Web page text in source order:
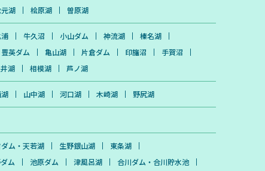
湖 桧原湖 曽原湖
牛久沼 小山ダム 神流湖
榛名湖
豊英ダム 亀山湖 片倉ダム 印旛沼
手賀沼
湖 相模湖 芦ノ湖
山中湖 河口湖 木崎湖 野尻湖
ム・天若湖 生野銀山湖
東条湖
ム 池原ダム 津風呂湖 合川ダム・合川貯水池